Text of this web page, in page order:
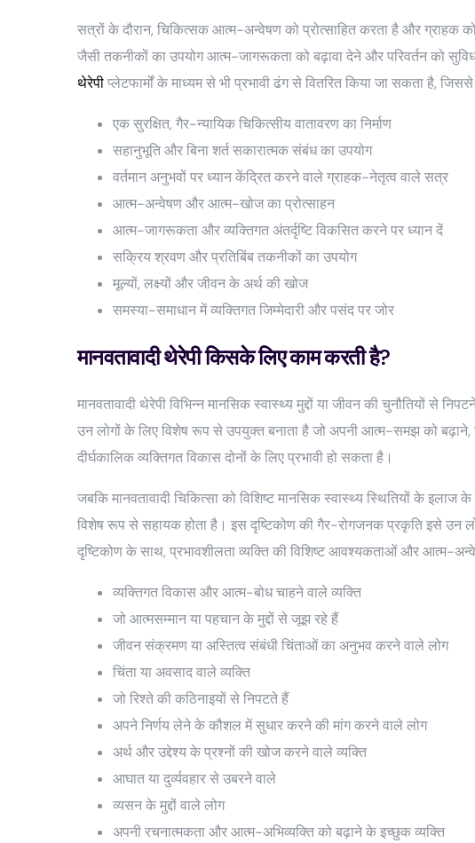
सत्रों के दौरान, चिकित्सक आत्म-अन्वेषण को प्रोत्साहित करता है और
जैसी तकनीकों का उपयोग आत्म-जागरूकता को बढ़ावा देने और परिवर्तन को
थेरेपीप्लेटफार्मों के माध्यम से भी प्रभावी ढंग से वितरित किया जा सकता है,
एक सुरक्षित, गैर-न्यायिक चिकित्सीय वातावरण का निर्माण
सहानुभूति और बिना शर्त सकारात्मक संबंध का उपयोग
वर्तमान अनुभवों पर ध्यान केंद्रित करने वाले ग्राहक-नेतृत्व वाले सत्र
आत्म-अन्वेषण और आत्म-खोज का प्रोत्साहन
आत्म-जागरूकता और व्यक्तिगत अंतर्दृष्टि विकसित करने पर ध्यान दें
सक्रिय श्रवण और प्रतिबिंब तकनीकों का उपयोग
मूल्यों, लक्ष्यों और जीवन के अर्थ की खोज
समस्या-समाधान में व्यक्तिगत जिम्मेदारी और पसंद पर जोर
मानवतावादी थेरेपी किसके लिए काम करती है?
मानवतावादी थेरेपी विभिन्न मानसिक स्वास्थ्य मुद्दों या जीवन की चुनौतियों
उन लोगों के लिए विशेष रूप से उपयुक्त बनाता है जो अपनी आत्म-समझ को
दीर्घकालिक व्यक्तिगत विकास दोनों के लिए प्रभावी हो सकता है।
जबकि मानवतावादी चिकित्सा को विशिष्ट मानसिक स्वास्थ्य स्थितियों के
विशेष रूप से सहायक होता है। इस दृष्टिकोण की गैर-रोगजनक प्रकृति इसे उन
दृष्टिकोण के साथ, प्रभावशीलता व्यक्ति की विशिष्ट आवश्यकताओं और आत्म-
व्यक्तिगत विकास और आत्म-बोध चाहने वाले व्यक्ति
जो आत्मसम्मान या पहचान के मुद्दों से जूझ रहे हैं
जीवन संक्रमण या अस्तित्व संबंधी चिंताओं का अनुभव करने वाले लोग
चिंता या अवसाद वाले व्यक्ति
जो रिश्ते की कठिनाइयों से निपटते हैं
अपने निर्णय लेने के कौशल में सुधार करने की मांग करने वाले लोग
अर्थ और उद्देश्य के प्रश्नों की खोज करने वाले व्यक्ति
आघात या दुर्व्यवहार से उबरने वाले
व्यसन के मुद्दों वाले लोग
अपनी रचनात्मकता और आत्म-अभिव्यक्ति को बढ़ाने के इच्छुक व्यक्ति